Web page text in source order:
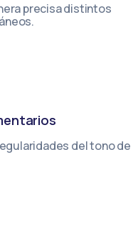
precisa distintos
del tono de